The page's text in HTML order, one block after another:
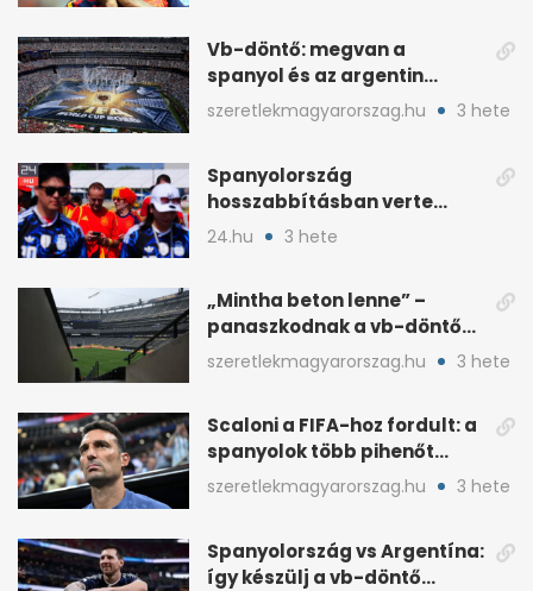
Vb-döntő: megvan a
spanyol és az argentin
kezdő, Montiel bekerült
szeretlekmagyarorszag.hu 3 hete
Spanyolország
hosszabbításban verte
Argentínát: Ferran Torres
24.hu 3 hete
„Mintha beton lenne” –
panaszkodnak a vb-döntő
MetLife-pályájára
szeretlekmagyarorszag.hu 3 hete
Scaloni a FIFA-hoz fordult: a
spanyolok több pihenőt
kaptak a vb-döntőre
szeretlekmagyarorszag.hu 3 hete
Spanyolország vs Argentína:
így készülj a vb-döntő